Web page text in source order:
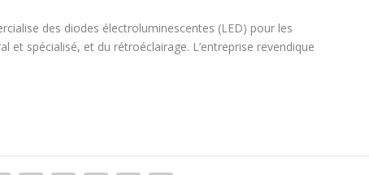
des diodes électroluminescentes (LED) pour les
et spécialisé, et du rétroéclairage. L’entreprise revendique